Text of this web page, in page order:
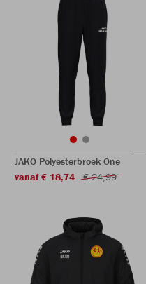
JAKO Polyesterbroek One
vanaf € 18,74
€ 24,99